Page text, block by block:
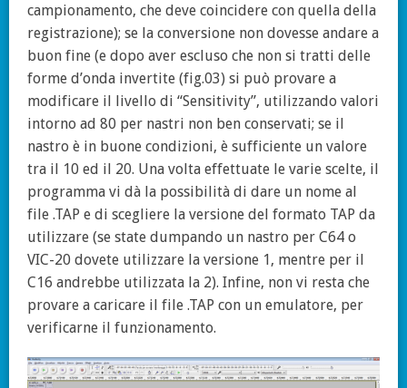
campionamento, che deve coincidere con quella della
registrazione); se la conversione non dovesse andare a
buon fine (e dopo aver escluso che non si tratti delle
forme d’onda invertite (fig.03) si può provare a
modificare il livello di “Sensitivity”, utilizzando valori
intorno ad 80 per nastri non ben conservati; se il
nastro è in buone condizioni, è sufficiente un valore
tra il 10 ed il 20. Una volta effettuate le varie scelte, il
programma vi dà la possibilità di dare un nome al
file .TAP e di scegliere la versione del formato TAP da
utilizzare (se state dumpando un nastro per C64 o
VIC-20 dovete utilizzare la versione 1, mentre per il
C16 andrebbe utilizzata la 2). Infine, non vi resta che
provare a caricare il file .TAP con un emulatore, per
verificarne il funzionamento.